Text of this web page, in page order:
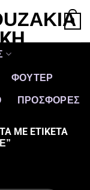
0
ΦΟΥΤΕΡ
ΠΡΟΣΦΟΡΈΣ
ΜΕ ΕΤΙΚΈΤΑ